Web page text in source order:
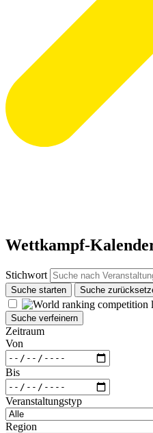
Wettkampf-
Stichwort
Suche starten Suche
Suche verfeinern
Zeitraum
Von
Bis
Veranstaltungstyp
Region